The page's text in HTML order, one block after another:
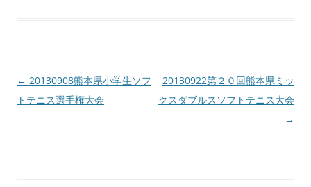
投
稿
← 20130908熊本県小学生ソフ
トテニス選手権大会
20130922第２０回熊本県ミッ
クスダブルスソフトテニス大会
→